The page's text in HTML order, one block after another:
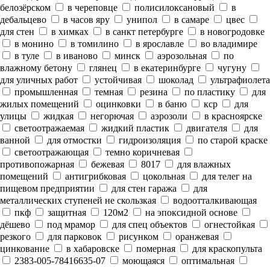
белозёрском
в череповце полисилоксановый
в
дебальцево
в часов яру унипол в самаре
цвес
для стен
в химках в санкт петербурге
в новогродовке
в монино
в томилино в ярославле
во владимире
в туле
в иваново минск аэрозольная
по
влажному бетону
глянец в екатеринбурге
чугуну
для уличных работ
устойчивая шоколад
ультрафиолета
промышленная
темная резина по пластику
для
жилых помещений
оцинковки в баню кср
для
улицы
жидкая негорючая аэрозоли
в красноярске
светоотражаемая
жидкий пластик двигателя
для
ванной
для отмостки гидроизоляция
по старой краске
светоотражающая
темно коричневая
противопожарная
бежевая 8017
для влажных
помещений
антигрибковая цокольная
для телег на
пищевом предприятии
для стен гаража
для
металлических ступеней не скользкая
водоотталкивающая
пкф
защитная 120м2
на эпоксидной основе
дёшево
под мрамор для спец объектов
огнестойкая
резкого
для парковок рисунком
оранжевая
цинкование
в хабаровске померная
для краскопульта
2383-005-78416635-07
моющаяся
оптимальная